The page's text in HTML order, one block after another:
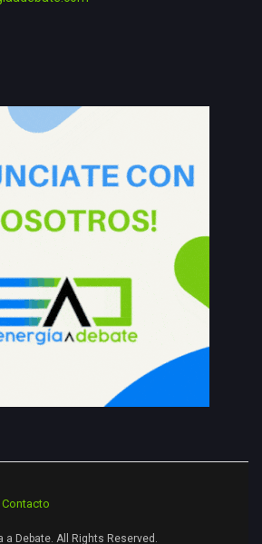
Contacto
Debate. All Rights Reserved.